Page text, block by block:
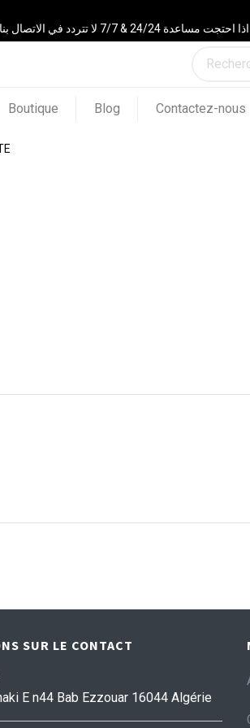
لا تتردد في الاتصال بنا 0560928964
Boutique Blog Contactez-nous
SUR LE CONTACT
E n44 Bab Ezzouar 16044 Algérie